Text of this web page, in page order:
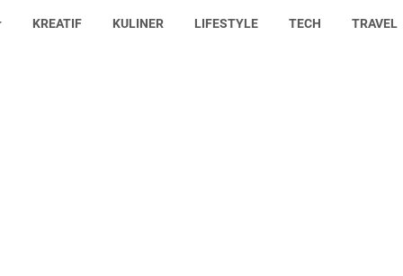
KREATIF KULINER LIFESTYLE TECH TRAVEL